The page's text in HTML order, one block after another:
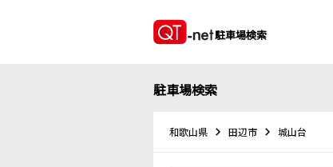
駐車場検索
駐車場検索
和歌山県 田辺市 城山台